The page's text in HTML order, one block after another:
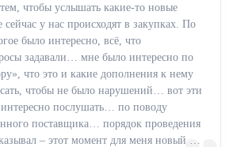
чтобы услышать какие-то новые
у нас происходят в закупках. По
было интересно, всё, что
задавали… мне было интересно по
что это и какие дополнения к нему
чтобы не было нарушений… вот эти
послушать… по поводу
поставщика… порядок проведения
– этот момент для меня новый …